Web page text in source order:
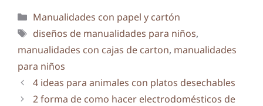
Categorías
Manualidades con papel y cartón
Etiquetas
diseños de manualidades para niños,
manualidades con cajas de carton, manualidades
para niños
4 ideas para animales con platos desechables
2 forma de como hacer electrodomésticos de